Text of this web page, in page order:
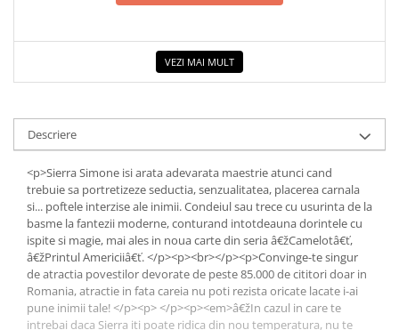
VEZI MAI MULT
Descriere
<p>Sierra Simone isi arata adevarata maestrie atunci cand
trebuie sa portretizeze seductia, senzualitatea, placerea carnala
si... poftele interzise ale inimii. Condeiul sau trece cu usurinta de la
basme la fantezii moderne, conturand intotdeauna dorintele cu
ispite si magie, mai ales in noua carte din seria â€žCamelotâ€ť,
â€žPrintul Americiiâ€ť. </p><p><br></p><p>Convinge-te singur
de atractia povestilor devorate de peste 85.000 de cititori doar in
Romania, atractie in fata careia nu poti rezista oricate lacate i-ai
pune inimii tale! </p><p> </p><p><em>â€žIn cazul in care te
intrebai daca Sierra iti poate ridica din nou temperatura, nu te